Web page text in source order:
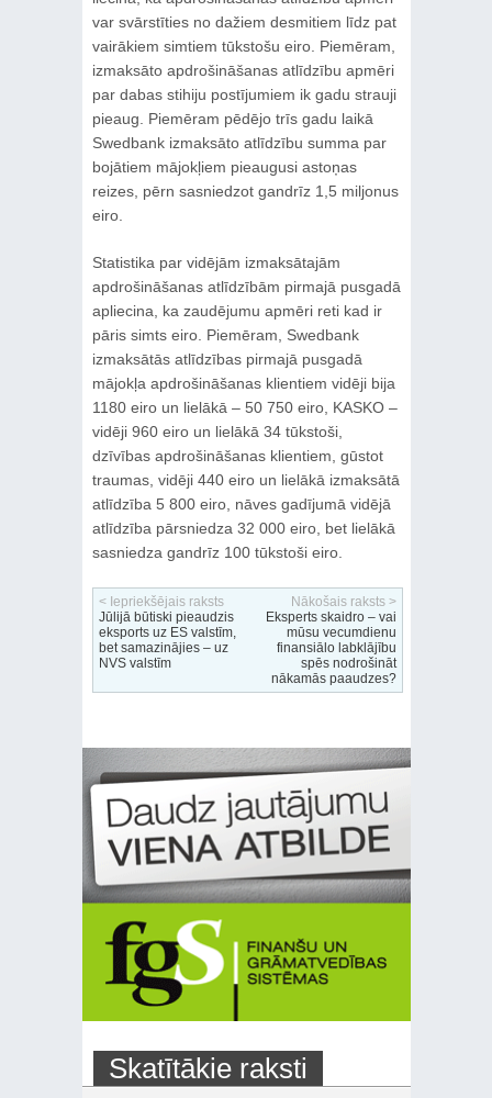
var svārstīties no dažiem desmitiem līdz pat
vairākiem simtiem tūkstošu eiro. Piemēram,
izmaksāto apdrošināšanas atlīdzību apmēri
par dabas stihiju postījumiem ik gadu strauji
pieaug. Piemēram pēdējo trīs gadu laikā
Swedbank izmaksāto atlīdzību summa par
bojātiem mājokļiem pieaugusi astoņas
reizes, pērn sasniedzot gandrīz 1,5 miljonus
eiro.
Statistika par vidējām izmaksātajām
apdrošināšanas atlīdzībām pirmajā pusgadā
apliecina, ka zaudējumu apmēri reti kad ir
pāris simts eiro. Piemēram, Swedbank
izmaksātās atlīdzības pirmajā pusgadā
mājokļa apdrošināšanas klientiem vidēji bija
1180 eiro un lielākā – 50 750 eiro, KASKO –
vidēji 960 eiro un lielākā 34 tūkstoši,
dzīvības apdrošināšanas klientiem, gūstot
traumas, vidēji 440 eiro un lielākā izmaksātā
atlīdzība 5 800 eiro, nāves gadījumā vidējā
atlīdzība pārsniedza 32 000 eiro, bet lielākā
sasniedza gandrīz 100 tūkstoši eiro.
< Iepriekšējais raksts
Jūlijā būtiski pieaudzis
eksports uz ES valstīm,
bet samazinājies – uz
NVS valstīm
Nākošais raksts >
Eksperts skaidro – vai
mūsu vecumdienu
finansiālo labklājību
spēs nodrošināt
nākamās paaudzes?
Skatītākie raksti